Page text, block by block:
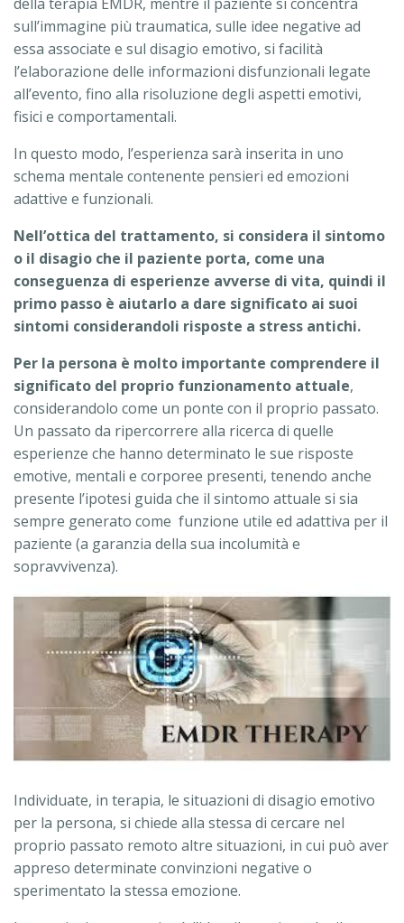
sull’immagine più traumatica, sulle idee negative ad
essa associate e sul disagio emotivo, si facilità
l’elaborazione delle informazioni disfunzionali legate
all’evento, fino alla risoluzione degli aspetti emotivi,
fisici e comportamentali.
In questo modo, l’esperienza sarà inserita in uno
schema mentale contenente pensieri ed emozioni
adattive e funzionali.
Nell’ottica del trattamento, si considera il sintomo
o il disagio che il paziente porta, come una
conseguenza di esperienze avverse di vita, quindi il
primo passo è aiutarlo a dare significato ai suoi
sintomi considerandoli risposte a stress antichi.
Per la persona è molto importante comprendere il
significato del proprio funzionamento attuale,
considerandolo come un ponte con il proprio passato.
Un passato da ripercorrere alla ricerca di quelle
esperienze che hanno determinato le sue risposte
emotive, mentali e corporee presenti, tenendo anche
presente l’ipotesi guida che il sintomo attuale si sia
sempre generato come funzione utile ed adattiva per il
paziente (a garanzia della sua incolumità e
sopravvivenza).
Individuate, in terapia, le situazioni di disagio emotivo
per la persona, si chiede alla stessa di cercare nel
proprio passato remoto altre situazioni, in cui può aver
appreso determinate convinzioni negative o
sperimentato la stessa emozione.